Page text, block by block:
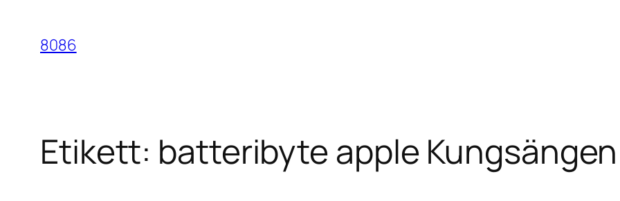
innehåll
8086
Etikett: batteribyte apple Kungsängen